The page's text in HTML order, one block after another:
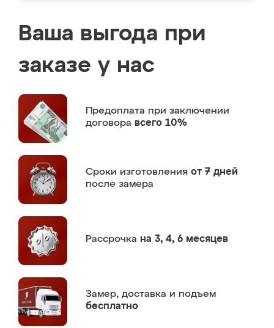
Ваша выгода при
заказе у нас
Предоплата при заключении
договора всего 10%
Сроки изготовления от 7 дней
после замера
Рассрочка на 3, 4, 6 месяцев
Замер, доставка и подъем
бесплатно